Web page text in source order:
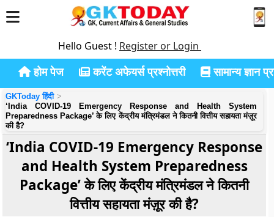
Hello Guest ! Register or Login
होम पेज करेंट अफेयर्स प्रश्नोत्तरी सामान्य ज्ञान
GKToday हिंदी
‘India COVID-19 Emergency Response and Health System
Preparedness Package’ के लिए केंद्रीय मंत्रिमंडल ने कितनी वित्तीय सहायता मंज़ूर
की है?
‘India COVID-19 Emergency Response
and Health System Preparedness
Package’ के लिए केंद्रीय मंत्रिमंडल ने कितनी
वित्तीय सहायता मंज़ूर की है?